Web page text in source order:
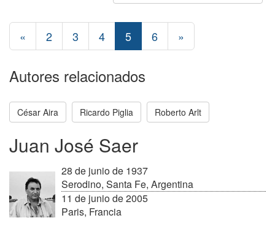
« 2 3 4 5 6 »
Autores relacionados
César Aira Ricardo Piglia Roberto Arlt
Juan José Saer
28 de junio de 1937
Serodino, Santa Fe, Argentina
11 de junio de 2005
Paris, Francia